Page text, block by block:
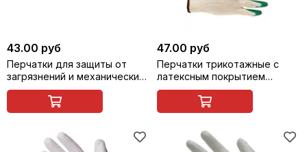
43.00 руб
Перчатки для защиты от
загрязнений и механических
воздействий Grip SCAFFA
L1350-BLK/B
47.00 руб
Перчатки трикотажные с
латексным покрытием
ладони 7.003